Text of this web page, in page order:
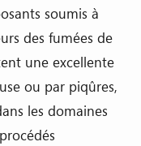
soumis à
des fumées de
une excellente
ou par piqûres,
les domaines